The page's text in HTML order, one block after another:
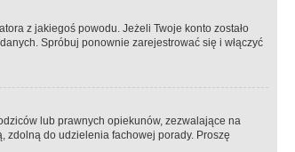
z jakiegoś powodu. Jeżeli Twoje konto zostało
Spróbuj ponownie zarejestrować się i włączyć
lub prawnych opiekunów, zezwalające na
zdolną do udzielenia fachowej porady. Proszę